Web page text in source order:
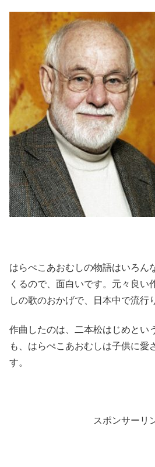
はらぺこあおむしの物語はいろん
くるので、面白いです。元々良い
しの歌のおかげで、日本中で流行
作曲したのは、二本松はじめとい
も、はらぺこあおむしは子供に愛
す。
スポンサーリ